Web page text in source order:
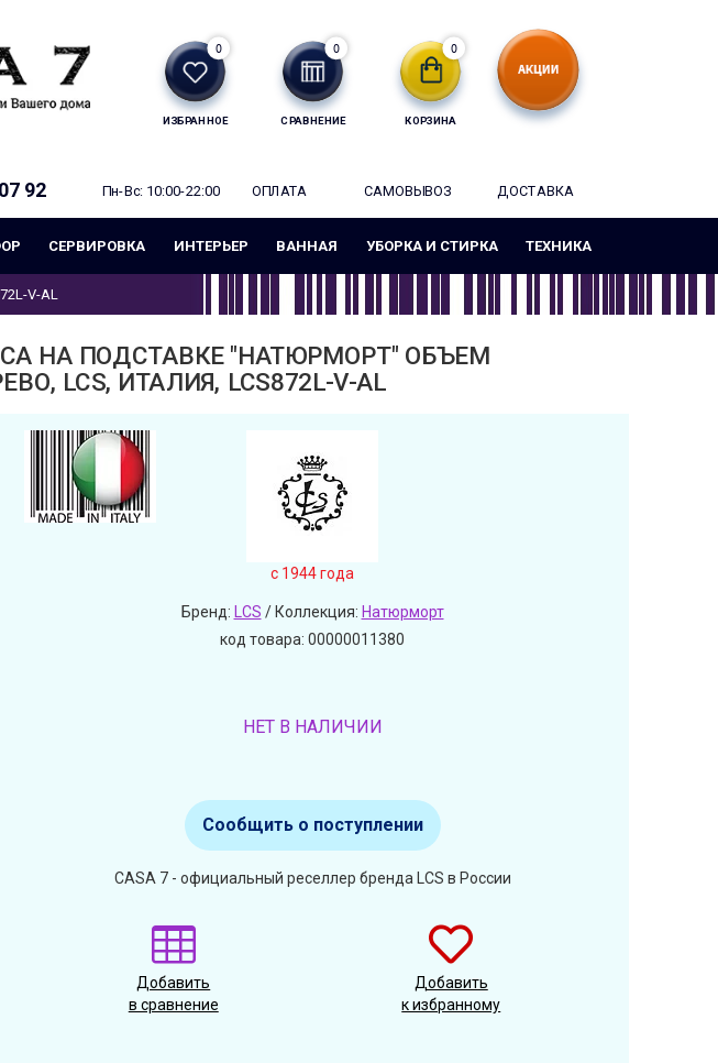
ИЗБРАННОЕ
0
СРАВНЕНИЕ
0
КОРЗИНА
0
92 Пн-Вс: 10:00-22:00 ОПЛАТА САМОВЫВОЗ ДОСТАВКА
СЕРВИРОВКА ИНТЕРЬЕР ВАННАЯ УБОРКА И СТИРКА ТЕХНИКА
V-AL
НА ПОДСТАВКЕ "НАТЮРМОРТ" ОБЪЕМ
LCS, ИТАЛИЯ, LCS872L-V-AL
c 1944 года
Бренд: LCS / Коллекция: Натюрморт
код товара: 00000011380
НЕТ В НАЛИЧИИ
Сообщить о поступлении
CASA 7 - официальный реселлер бренда LCS в России
Добавить
в сравнение
Добавить
к избранному